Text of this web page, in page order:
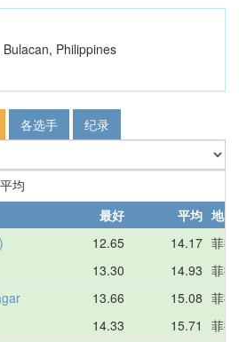
Philippines
各选手 纪录
均
最好 平均 地区
12.65 14.17 菲
13.30 14.93 菲
13.66 15.08 菲
14.33 15.71
菲